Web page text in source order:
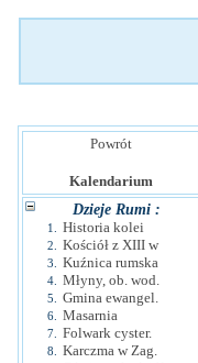
Powrót
Kalendarium
Dzieje Rumi :
1. Historia kolei
2. Kościół z XIII w
3. Kuźnica rumska
4. Młyny, ob. wod.
5. Gmina ewangel.
6. Masarnia
7. Folwark cyster.
8. Karczma w Zag.